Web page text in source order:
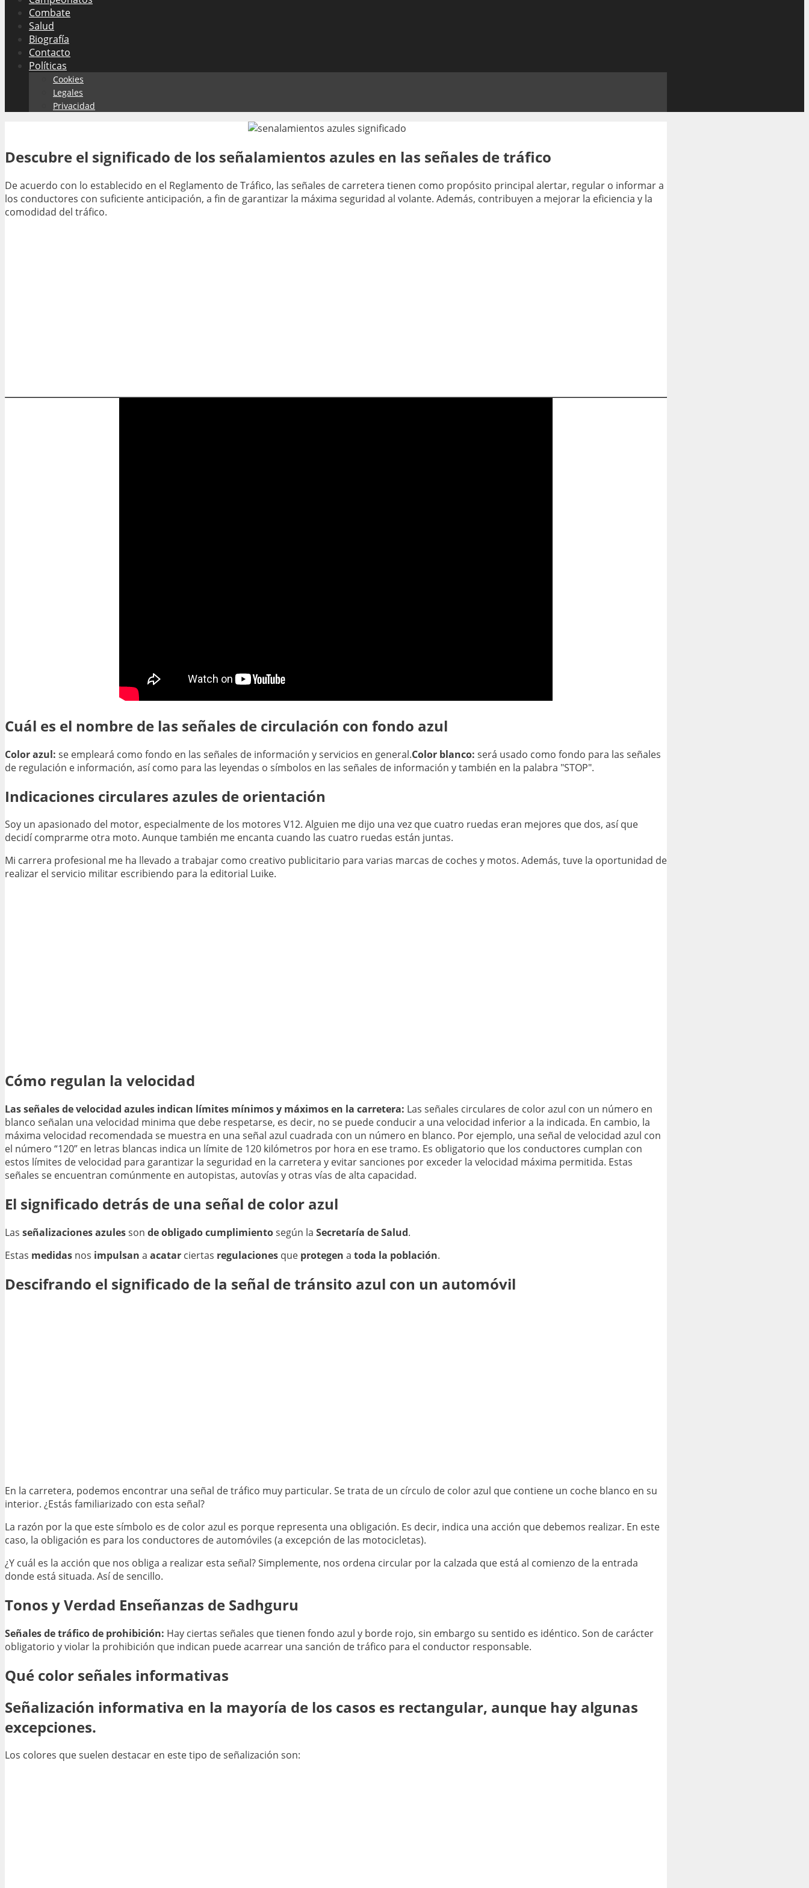
Combate
Salud
Biografía
Contacto
Políticas
Cookies
Legales
Privacidad
Descubre el significado de los señalamientos azules en las señales de tráfico
De acuerdo con lo establecido en el Reglamento de Tráfico, las señales de carretera tienen como propósito principal alertar, regular o informar a
los conductores con suficiente anticipación, a fin de garantizar la máxima seguridad al volante. Además, contribuyen a mejorar la eficiencia y la
comodidad del tráfico.
Cuál es el nombre de las señales de circulación con fondo azul
Color azul: se empleará como fondo en las señales de información y servicios en general.Color blanco: será usado como fondo para las señales
de regulación e información, así como para las leyendas o símbolos en las señales de información y también en la palabra "STOP".
Indicaciones circulares azules de orientación
Soy un apasionado del motor, especialmente de los motores V12. Alguien me dijo una vez que cuatro ruedas eran mejores que dos, así que
decidí comprarme otra moto. Aunque también me encanta cuando las cuatro ruedas están juntas.
Mi carrera profesional me ha llevado a trabajar como creativo publicitario para varias marcas de coches y motos. Además, tuve la oportunidad de
realizar el servicio militar escribiendo para la editorial Luike.
Cómo regulan la velocidad
Las señales de velocidad azules indican límites mínimos y máximos en la carretera: Las señales circulares de color azul con un número en
blanco señalan una velocidad minima que debe respetarse, es decir, no se puede conducir a una velocidad inferior a la indicada. En cambio, la
máxima velocidad recomendada se muestra en una señal azul cuadrada con un número en blanco. Por ejemplo, una señal de velocidad azul con
el número “120” en letras blancas indica un límite de 120 kilómetros por hora en ese tramo. Es obligatorio que los conductores cumplan con
estos límites de velocidad para garantizar la seguridad en la carretera y evitar sanciones por exceder la velocidad máxima permitida. Estas
señales se encuentran comúnmente en autopistas, autovías y otras vías de alta capacidad.
El significado detrás de una señal de color azul
Las señalizaciones azulesson de obligado cumplimientosegún la Secretaría de Salud.
Estas medidas nos impulsan a acatar ciertas regulaciones que protegen a toda la población.
Descifrando el significado de la señal de tránsito azul con un automóvil
En la carretera, podemos encontrar una señal de tráfico muy particular. Se trata de un círculo de color azul que contiene un coche blanco en su
interior. ¿Estás familiarizado con esta señal?
La razón por la que este símbolo es de color azul es porque representa una obligación. Es decir, indica una acción que debemos realizar. En este
caso, la obligación es para los conductores de automóviles (a excepción de las motocicletas).
¿Y cuál es la acción que nos obliga a realizar esta señal? Simplemente, nos ordena circular por la calzada que está al comienzo de la entrada
donde está situada. Así de sencillo.
Tonos y Verdad Enseñanzas de Sadhguru
Señales de tráfico de prohibición: Hay ciertas señales que tienen fondo azul y borde rojo, sin embargo su sentido es idéntico. Son de carácter
obligatorio y violar la prohibición que indican puede acarrear una sanción de tráfico para el conductor responsable.
Qué color señales informativas
Señalización informativa en la mayoría de los casos es rectangular, aunque hay algunas
excepciones.
Los colores que suelen destacar en este tipo de señalización son: